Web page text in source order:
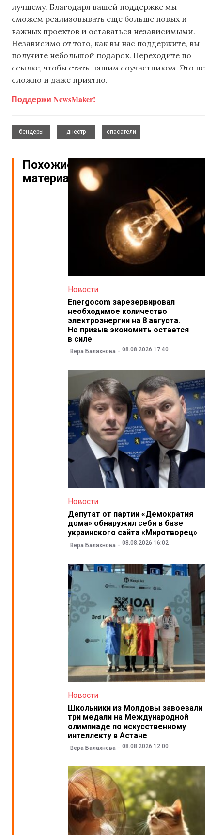
лучшему. Благодаря вашей поддержке мы
сможем реализовывать еще больше новых и
важных проектов и оставаться независимыми.
Независимо от того, как вы нас поддержите, вы
получите небольшой подарок. Переходите по
ссылке, чтобы стать нашим соучастником. Это не
сложно и даже приятно.
Поддержи NewsMaker!
бендеры
днестр
спасатели
Похожие
материалы
Новости
Energocom зарезервировал
необходимое количество
электроэнергии на 8 августа.
Но призыв экономить остается
в силе
Вера Балахнова 08.08.2026 17:40
Новости
Депутат от партии «Демократия
дома» обнаружил себя в базе
украинского сайта «Миротворец»
Вера Балахнова 08.08.2026 16:02
Новости
Школьники из Молдовы завоевали
три медали на Международной
олимпиаде по искусственному
интеллекту в Астане
Вера Балахнова 08.08.2026 12:00